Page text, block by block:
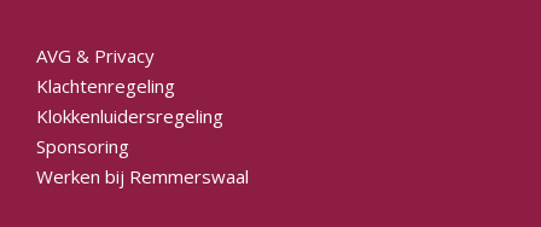
AVG & Privacy
Klachtenregeling
Klokkenluidersregeling
Sponsoring
Werken bij Remmerswaal